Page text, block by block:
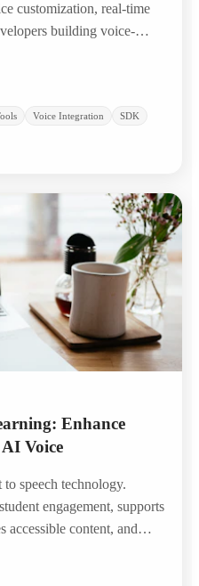
customization, real-time
building voice-
Voice Integration SDK
Enhance
Voice
speech technology.
engagement, supports
accessible content, and